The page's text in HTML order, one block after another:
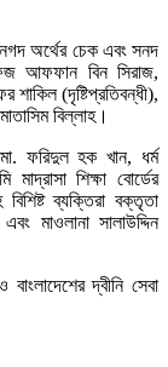
নগদ অর্থের চেক এবং সনদ
আফফান বিন সিরাজ,
(দৃষ্টিপ্রতিবন্ধী),
বিল্লাহ।
মো. ফরিদুল হক খান, ধর্ম
শিক্ষা বোর্ডের
ব্যক্তিরা বক্তৃতা
মাওলানা সালাউদ্দিন
দ্বীনি সেবা